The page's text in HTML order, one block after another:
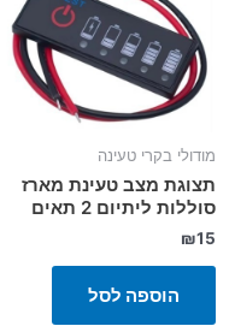
מודולי בקרי טעינה
תצוגת מצב טעינת מארז
סוללות ליתיום 2 תאים
₪15
הוספה לסל